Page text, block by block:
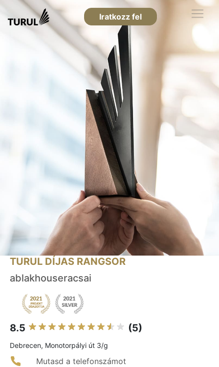
Iratkozz fel
TURUL DÍJAS RANGSOR
ablakhouseracsai
8.5 (5)
Debrecen, Monotorpályi út 3/g
Mutasd a telefonszámot